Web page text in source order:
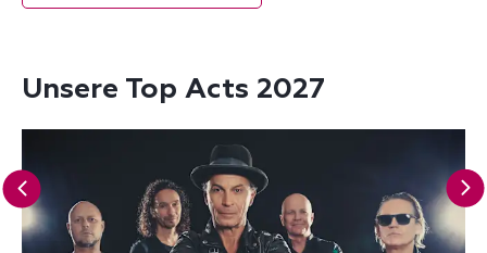
Unsere Top Acts 2027